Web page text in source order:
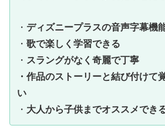
・ ディズニープラスの音声字幕機
・ 歌で楽しく学習できる
・ スラングがなく奇麗で丁寧
・作品のストーリーと結び付けて
い
・ 大人から子供までオススメでき